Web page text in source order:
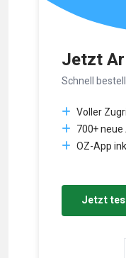
Jetzt
Schnell
Voller
700+
OZ-App
Jetzt